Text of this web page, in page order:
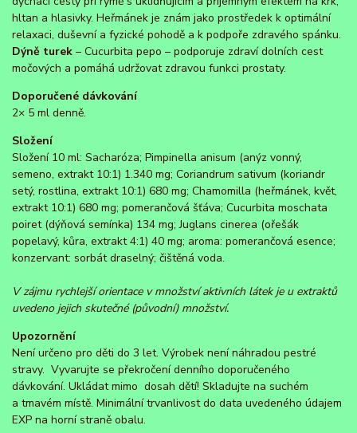
hltan a hlasivky. Heřmánek je znám jako prostředek k optimální
relaxaci, duševní a fyzické pohodě a k podpoře zdravého spánku.
Dýně turek – Cucurbita pepo – podporuje zdraví dolních cest
močových a pomáhá udržovat zdravou funkci prostaty.
Doporučené dávkování
2× 5 ml denně.
Složení
Složení 10 ml: Sacharóza; Pimpinella anisum (anýz vonný,
semeno, extrakt 10:1) 1.340 mg; Coriandrum sativum (koriandr
setý, rostlina, extrakt 10:1) 680 mg; Chamomilla (heřmánek, květ,
extrakt 10:1) 680 mg; pomerančová šťáva; Cucurbita moschata
poiret (dýňová semínka) 134 mg; Juglans cinerea (ořešák
popelavý, kůra, extrakt 4:1) 40 mg; aroma: pomerančová esence;
konzervant: sorbát draselný; čištěná voda.
V zájmu rychlejší orientace v množství aktivních látek je u extraktů
uvedeno jejich skutečné (původní) množství.
Upozornění
Není určeno pro děti do 3 let. Výrobek není náhradou pestré
stravy. Vyvarujte se překročení denního doporučeného
dávkování. Ukládat mimo dosah dětí! Skladujte na suchém
a tmavém místě. Minimální trvanlivost do data uvedeného údajem
EXP na horní straně obalu.